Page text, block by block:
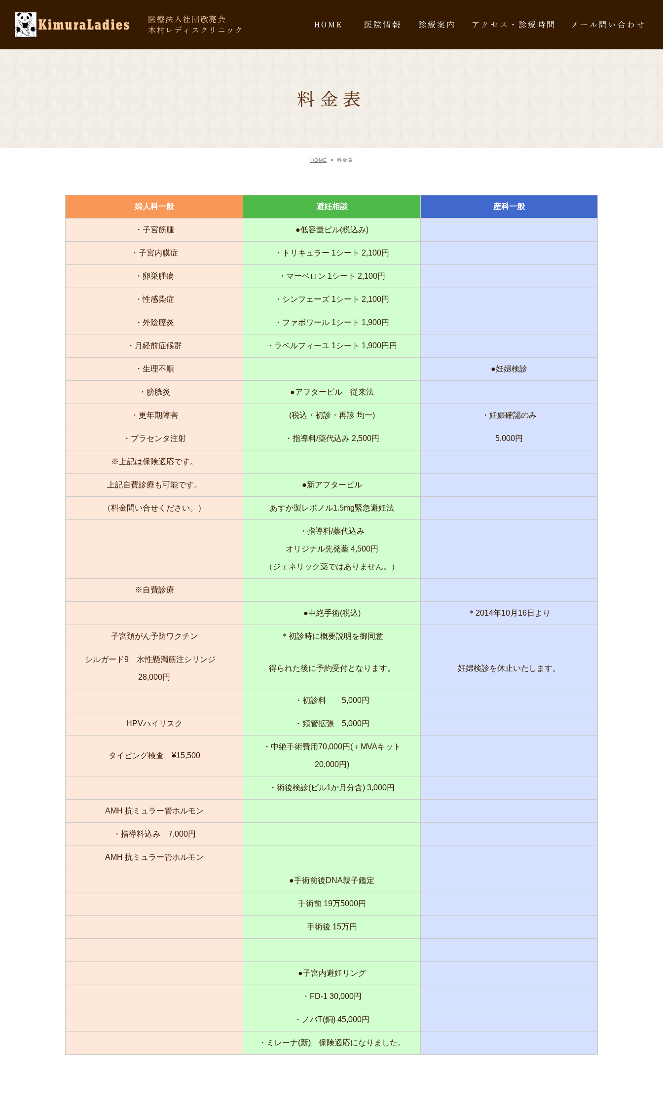
医療法人社団敬亮会
木村レディスクリニック
HOME 医院情報 診療案内 アクセス・診療時間 メール問い合わせ
料金表
HOME 料金表
婦人科一般 避妊相談 産科一般
・子宮筋腫 ●低容量ピル(税込み)
・子宮内膜症 ・トリキュラー 1シート 2,100円
・卵巣腫瘍 ・マーベロン 1シート 2,100円
・性感染症 ・シンフェーズ 1シート 2,100円
・外陰膣炎 ・ファボワール 1シート 1,900円
・月経前症候群 ・ラベルフィーユ 1シート 1,900円円
・生理不順 ●妊婦検診
・膀胱炎 ●アフターピル 従来法
・更年期障害 (税込・初診・再診 均一) ・妊娠確認のみ
・プラセンタ注射 ・指導料/薬代込み 2,500円 5,000円
※上記は保険適応です。
上記自費診療も可能です。 ●新アフターピル
（料金問い合せください。） あすか製レボノル1.5mg緊急避妊法
・指導料/薬代込み
オリジナル先発薬 4,500円
（ジェネリック薬ではありません。）
※自費診療
●中絶手術(税込) ＊2014年10月16日より
子宮頚がん予防ワクチン ＊初診時に概要説明を御同意
シルガード9 水性懸濁筋注シリンジ
28,000円
得られた後に予約受付となります。 妊婦検診を休止いたします。
・初診料 5,000円
HPVハイリスク ・頚管拡張 5,000円
タイピング検査 ¥15,500
・中絶手術費用70,000円(＋MVAキット
20,000円)
・術後検診(ピル1か月分含) 3,000円
AMH 抗ミュラー管ホルモン
・指導料込み 7,000円
AMH 抗ミュラー管ホルモン
●手術前後DNA親子鑑定
手術前 19万5000円
手術後 15万円
●子宮内避妊リング
・FD-1 30,000円
・ノバT(銅) 45,000円
・ミレーナ(新) 保険適応になりました。